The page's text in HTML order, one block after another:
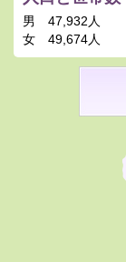
男
47,932人
女
49,674人